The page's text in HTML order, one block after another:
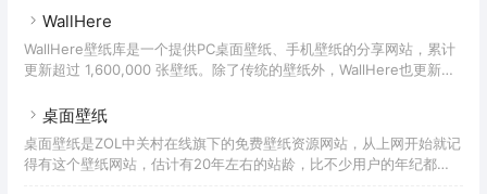
有下载按钮，不需要再跳转到第二个甚至第三个页面去点击下载按钮，
了专门的页面进行展示，不过这个页面如果能有一个类似首页的总览会
更好一些。
WallHere
WallHere壁纸库是一个提供PC桌面壁纸、手机壁纸的分享网站，累计
更新超过 1,600,000 张壁纸。除了传统的壁纸外，WallHere也更新了
的各种分辨率，非常齐全。尽管WallHere是一个国外的网站，但是对
都可以通过中文进行精准搜索，使用起来没有任何压力。不过游客下载
壁纸需要验证码识别，注册用户则不需要，但是因为WallHere使用的
桌面壁纸
桌面壁纸是ZOL中关村在线旗下的免费壁纸资源网站，从上网开始就记
得有这个壁纸网站，估计有20年左右的站龄，比不少用户的年纪都